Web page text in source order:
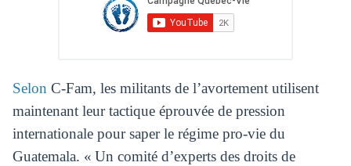
Selon C-Fam, les militants de l’avortement utilisent
maintenant leur tactique éprouvée de pression
internationale pour saper le régime pro-vie du
Guatemala. « Un comité d’experts des droits de